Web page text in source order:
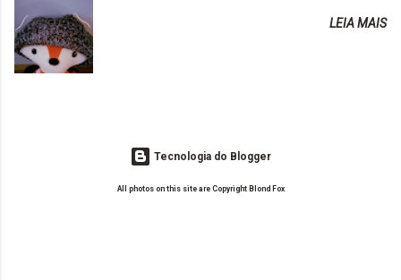
em meu cabelo, pois, sempre jogava tinta em cima
tudo para ele. Quais blogs acompanha, e quais indica? Eu acompanho
o Drilly Design e comecei a ler as postagens do antigo blog da Sweet
Carol "Magic Days". Tem sido fácil o convívio com seguidoras e
leitoras? Claro. Seu blog já esta como quer, ou ainda ...
LEIA MAIS
Tecnologia do Blogger
All photos on this site are Copyright Blond Fox